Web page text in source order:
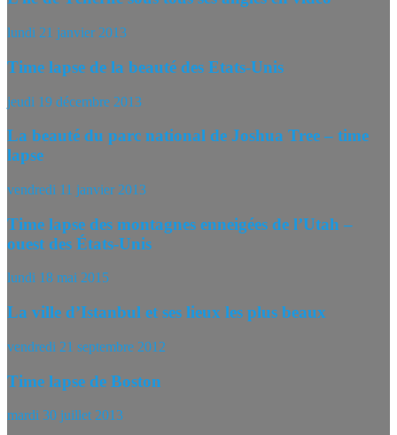
lundi 21 janvier 2013
Time lapse de la beauté des Etats-Unis
jeudi 19 décembre 2013
La beauté du parc national de Joshua Tree – time
lapse
vendredi 11 janvier 2013
Time lapse des montagnes enneigées de l’Utah –
ouest des États-Unis
lundi 18 mai 2015
La ville d’Istanbul et ses lieux les plus beaux
vendredi 21 septembre 2012
Time lapse de Boston
mardi 30 juillet 2013